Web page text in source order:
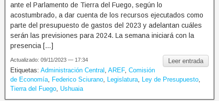
ante el Parlamento de Tierra del Fuego, según lo
acostumbrado, a dar cuenta de los recursos ejecutados como
parte del presupuesto de gastos del 2023 y adelantan cuáles
serán las previsiones para 2024. La semana iniciará con la
presencia […]
Leer entrada
Actualizado: 09/11/2023 — 17:34
Etiquetas: Administración Central AREF, Comisión
de Economía
Federico Sciurano Legislatura Ley de Presupuesto
Tierra del Fuego Ushuaia